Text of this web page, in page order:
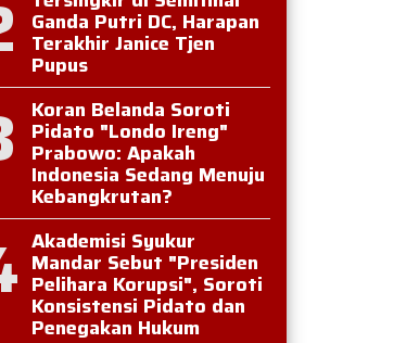
Ganda Putri DC, Harapan
Terakhir Janice Tjen
Pupus
Koran Belanda Soroti
Pidato "Londo Ireng"
Prabowo: Apakah
Indonesia Sedang Menuju
Kebangkrutan?
Akademisi Syukur
Mandar Sebut "Presiden
Pelihara Korupsi", Soroti
Konsistensi Pidato dan
Penegakan Hukum